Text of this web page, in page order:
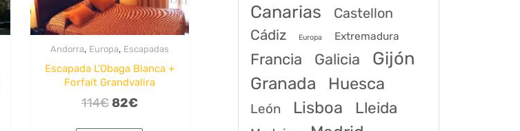
Andorra, Europa, Escapadas
Escapada L’Obaga Blanca +
Forfait Grandvalira
114€El
82€El
Canarias
Castellon
Cádiz
Europa Extremadura
Francia Galicia Gijón
Granada Huesca
León Lisboa Lleida